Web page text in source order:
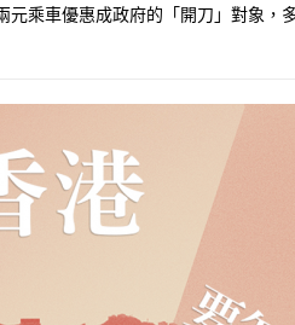
元乘車優惠成政府的「開刀」對象，